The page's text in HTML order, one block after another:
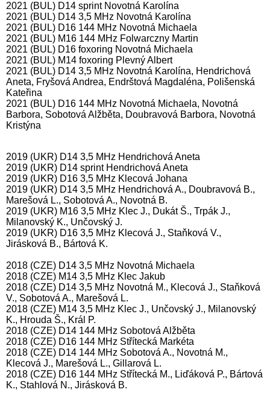
2021 (BUL) D14 sprint Novotná Karolína
2021 (BUL) D14 3,5 MHz Novotná Karolína
2021 (BUL) D16 144 MHz Novotná Michaela
2021 (BUL) M16 144 MHz Folwarczny Martin
2021 (BUL) D16 foxoring Novotná Michaela
2021 (BUL) M14 foxoring Plevný Albert
2021 (BUL) D14 3,5 MHz Novotná Karolína, Hendrichová
Aneta, Fryšová Andrea, Endrštová Magdaléna, Polišenská
Kateřina
2021 (BUL) D16 144 MHz Novotná Michaela, Novotná
Barbora, Sobotová Alžběta, Doubravová Barbora, Novotná
Kristýna
2019 (UKR) D14 3,5 MHz Hendrichová Aneta
2019 (UKR) D14 sprint Hendrichová Aneta
2019 (UKR) D16 3,5 MHz Klecová Johana
2019 (UKR) D14 3,5 MHz Hendrichová A., Doubravová B.,
Marešová L., Sobotová A., Novotná B.
2019 (UKR) M16 3,5 MHz Klec J., Dukát Š., Trpák J.,
Milanovský K., Unčovský J.
2019 (UKR) D16 3,5 MHz Klecová J., Staňková V.,
Jirásková B., Bártová K.
2018 (CZE) D14 3,5 MHz Novotná Michaela
2018 (CZE) M14 3,5 MHz Klec Jakub
2018 (CZE) D14 3,5 MHz Novotná M., Klecová J., Staňková
V., Sobotová A., Marešová L.
2018 (CZE) M14 3,5 MHz Klec J., Unčovský J., Milanovský
K., Hrouda Š., Král P.
2018 (CZE) D14 144 MHz Sobotová Alžběta
2018 (CZE) D16 144 MHz Střítecká Markéta
2018 (CZE) D14 144 MHz Sobotová A., Novotná M.,
Klecová J., Marešová L., Gillarová L.
2018 (CZE) D16 144 MHz Střítecká M., Liďáková P., Bártová
K., Stahlová N., Jirásková B.